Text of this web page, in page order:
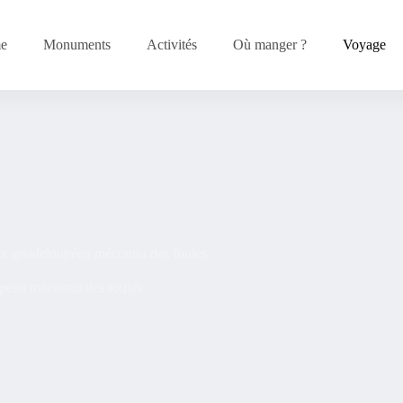
Monuments Activités Où manger ? Voyage